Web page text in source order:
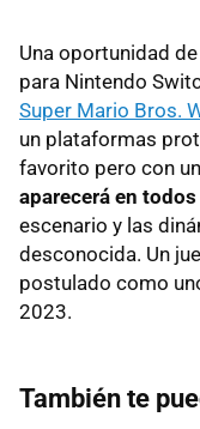
Una oportunidad
para Nintendo
Super Mario Bros.
un plataformas
favorito pero con
aparecerá en
escenario y las
desconocida. Un
postulado como
2023.
También te